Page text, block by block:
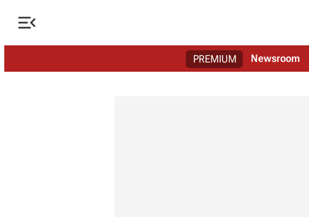

PREMIUM Newsroom